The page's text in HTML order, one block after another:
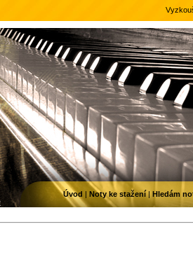
Úvod | Noty ke stažení| Hledám